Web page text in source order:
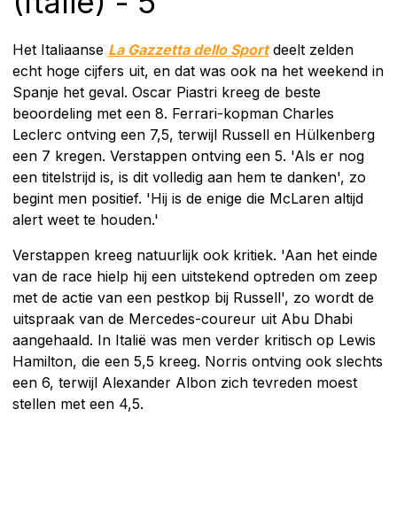
Het Italiaanse La Gazzetta dello Sportdeelt zelden
echt hoge cijfers uit, en dat was ook na het weekend in
Spanje het geval. Oscar Piastri kreeg de beste
beoordeling met een 8. Ferrari-kopman Charles
Leclerc ontving een 7,5, terwijl Russell en Hülkenberg
een 7 kregen. Verstappen ontving een 5. 'Als er nog
een titelstrijd is, is dit volledig aan hem te danken', zo
begint men positief. 'Hij is de enige die McLaren altijd
alert weet te houden.'
Verstappen kreeg natuurlijk ook kritiek. 'Aan het einde
van de race hielp hij een uitstekend optreden om zeep
met de actie van een pestkop bij Russell', zo wordt de
uitspraak van de Mercedes-coureur uit Abu Dhabi
aangehaald. In Italië was men verder kritisch op Lewis
Hamilton, die een 5,5 kreeg. Norris ontving ook slechts
een 6, terwijl Alexander Albon zich tevreden moest
stellen met een 4,5.